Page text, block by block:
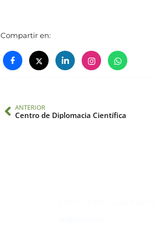
Compartir en:
ANTERIOR
Centro de Diplomacia Científica